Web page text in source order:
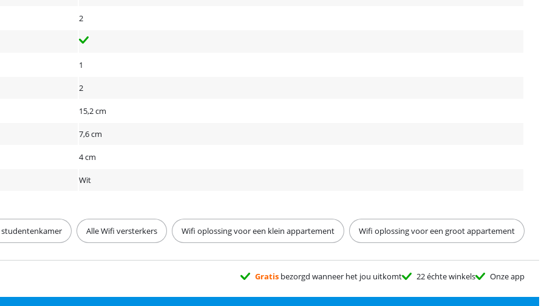
2
1
2
15,2 cm
7,6 cm
4 cm
Wit
Alle Wifi versterkers Wifi oplossing voor een klein appartement Wifi oplossing voor een groot appartement
Gratis bezorgd wanneer het jou uitkomt 22 échte winkels Onze app